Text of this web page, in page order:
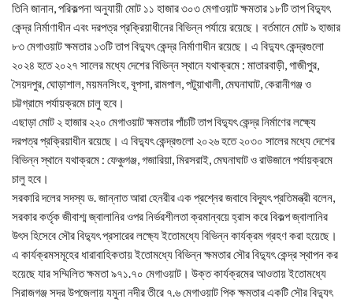
তিনি জানান, পরিকল্পনা অনুযায়ী মোট ১১ হাজার ৩০৩ মেগাওয়াট ক্ষমতার ১৮টি তাপ বিদ্যুৎ
কেন্দ্র নির্মাণাধীন এবং দরপত্র প্রক্রিয়াধীনের বিভিন্ন পর্যায়ে রয়েছে। বর্তমানে মোট ৯ হাজার
৮৩ মেগাওয়াট ক্ষমতার ১৩টি তাপ বিদ্যুৎ কেন্দ্র নির্মাণাধীন রয়েছে। এ বিদ্যুৎ কেন্দ্রগুলো
২০২৪ হতে ২০২৭ সালের মধ্যে দেশের বিভিন্ন স্থানে যথাক্রমে : মাতারবাড়ী, গাজীপুর,
সৈয়দপুর, ঘোড়াশাল, ময়মনসিংহ, বূপসা, রামপাল, পটুয়াখালী, মেঘনাঘাট, কেরানীগঞ্জ ও
চট্টগ্রামে পর্যায়ক্রমে চালু হবে।
এছাড়া মোট ২ হাজার ২২০ মেগাওয়াট ক্ষমতার পাঁচটি তাপ বিদ্যুৎ কেন্দ্র নির্মাণের লক্ষ্যে
দরপত্র প্রক্রিয়াধীন রয়েছে। এ বিদ্যুৎ কেন্দ্রগুলো ২০২৬ হতে ২০৩০ সালের মধ্যে দেশের
বিভিন্ন স্থানে যথাক্রমে : ফেঞ্চুগঞ্জ, গজারিয়া, মিরসরাই, মেঘনাঘাট ও রাউজানে পর্যায়ক্রমে
চালু হবে।
সরকারি দলের সদস্য ড. জান্নাত আরা হেনরীর এক প্রশ্নের জবাবে বিদ্যূৎ প্রতিমন্ত্রী বলেন,
সরকার কর্তৃক জীবাশ্ম জ্বালানির ওপর নির্ভরশীলতা ক্রমান্বয়ে হ্রাস করে বিকল্প জ্বালানির
উৎস হিসেবে সৌর বিদ্যুৎ প্রসারের লক্ষ্যে ইতোমধ্যে বিভিন্ন কার্যক্রম গ্রহণ করা হয়েছে।
এ কার্যক্রমসমূহের ধারাবাহিকতায় ইতোমধ্যে বিভিন্ন ক্ষমতার সৌর বিদ্যুৎ কেন্দ্র স্থাপন কর
হয়েছে যার সম্মিলিত ক্ষমতা ৯৭১.৭০ মেগাওয়াট। উক্ত কার্যক্রমের আওতায় ইতোমধ্যে
সিরাজগঞ্জ সদর উপজেলায় যমুনা নদীর তীরে ৭.৬ মেগাওয়াট পিক ক্ষমতার একটি সৌর বিদ্যুৎ